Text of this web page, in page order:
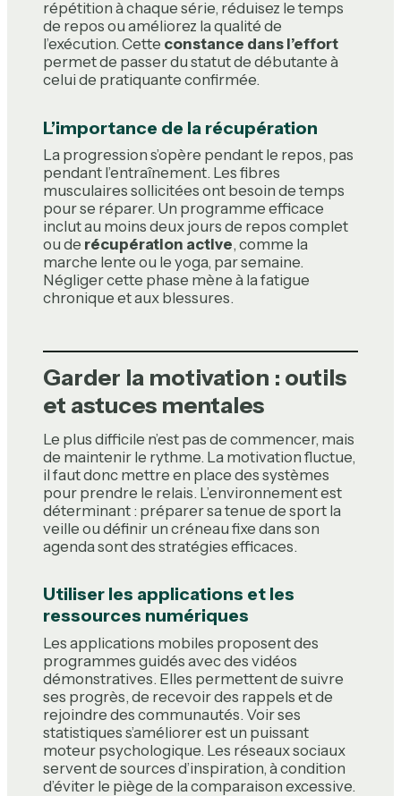
répétition à chaque série, réduisez le temps
de repos ou améliorez la qualité de
l’exécution. Cette constance dans l’effort
permet de passer du statut de débutante à
celui de pratiquante confirmée.
L’importance de la récupération
La progression s’opère pendant le repos, pas
pendant l’entraînement. Les fibres
musculaires sollicitées ont besoin de temps
pour se réparer. Un programme efficace
inclut au moins deux jours de repos complet
ou de récupération active, comme la
marche lente ou le yoga, par semaine.
Négliger cette phase mène à la fatigue
chronique et aux blessures.
Garder la motivation : outils
et astuces mentales
Le plus difficile n’est pas de commencer, mais
de maintenir le rythme. La motivation fluctue,
il faut donc mettre en place des systèmes
pour prendre le relais. L’environnement est
déterminant : préparer sa tenue de sport la
veille ou définir un créneau fixe dans son
agenda sont des stratégies efficaces.
Utiliser les applications et les
ressources numériques
Les applications mobiles proposent des
programmes guidés avec des vidéos
démonstratives. Elles permettent de suivre
ses progrès, de recevoir des rappels et de
rejoindre des communautés. Voir ses
statistiques s’améliorer est un puissant
moteur psychologique. Les réseaux sociaux
servent de sources d’inspiration, à condition
d’éviter le piège de la comparaison excessive.